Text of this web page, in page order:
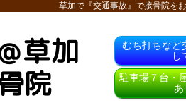
草加で『交通事故』で接骨院を
草加
院
むち打ちなど
し
駐車場７台・
あ